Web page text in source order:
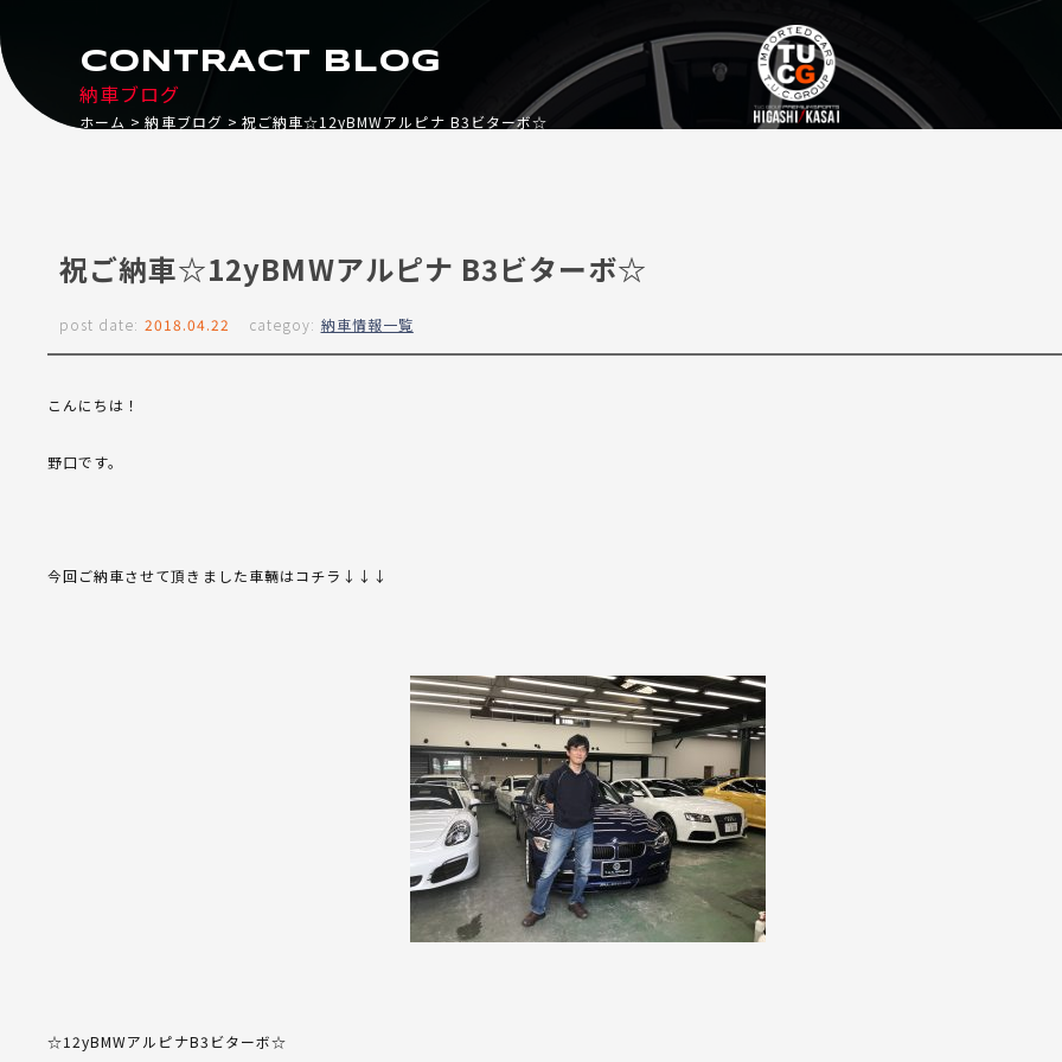
納車ブログ
CONTRACT BLOG
ホーム 納車ブログ 祝ご納車☆12yBMWアルピナ B3ビターボ☆
祝ご納車☆12yBMWアルピナ B3ビターボ☆
post date: 2018.04.22 categoy: 納車情報一覧
こんにちは！
野口です。
今回ご納車させて頂きました車輛はコチラ↓↓↓
☆12yBMWアルピナB3ビターボ☆